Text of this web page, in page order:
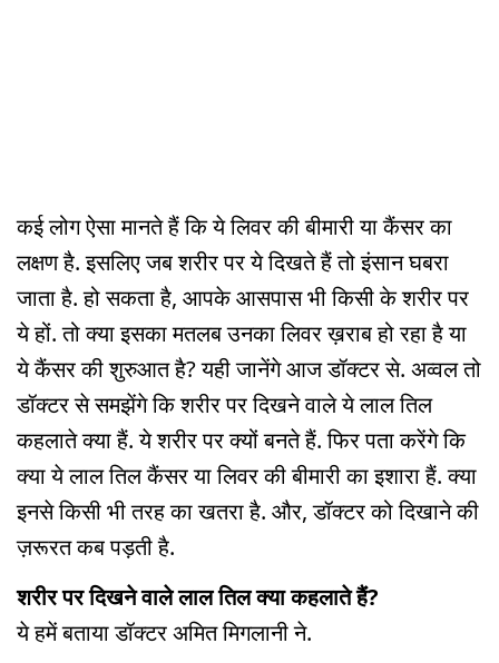
कई लोग ऐसा मानते हैं कि ये लिवर की बीमारी या कैंसर का
लक्षण है. इसलिए जब शरीर पर ये दिखते हैं तो इंसान घबरा
जाता है. हो सकता है, आपके आसपास भी किसी के शरीर पर
ये हों. तो क्या इसका मतलब उनका लिवर ख़राब हो रहा है या
ये कैंसर की शुरुआत है? यही जानेंगे आज डॉक्टर से. अव्वल तो
डॉक्टर से समझेंगे कि शरीर पर दिखने वाले ये लाल तिल
कहलाते क्या हैं. ये शरीर पर क्यों बनते हैं. फिर पता करेंगे कि
क्या ये लाल तिल कैंसर या लिवर की बीमारी का इशारा हैं. क्या
इनसे किसी भी तरह का खतरा है. और, डॉक्टर को दिखाने की
ज़रूरत कब पड़ती है.
शरीर पर दिखने वाले लाल तिल क्या कहलाते हैं?
ये हमें बताया डॉक्टर अमित मिगलानी ने.